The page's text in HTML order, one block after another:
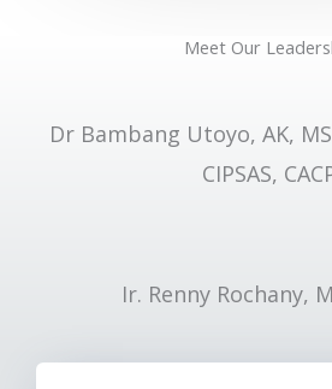
Meet Our
Dr Bambang Utoyo, AK,
CIPSAS,
Ir. Renny Rochany,